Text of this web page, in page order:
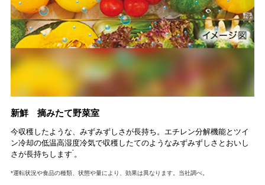
新鮮 摘みたて野菜室
今収穫したような、みずみずしさが長持ち。エチレン分解機能とツイ
ン冷却の低温高湿度冷気で収穫したてのようなみずみずしさとおいし
さが長持ちします*。
*運転状況や食品の種類、状態や量により、効果は異なります。当社調べ。